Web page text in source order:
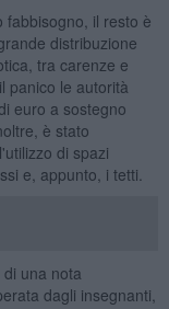
fabbisogno, il resto è
distribuzione
tra carenze e
panico le autorità
euro a sostegno
è stato
di spazi
e, appunto, i tetti.
una nota
dagli insegnanti,